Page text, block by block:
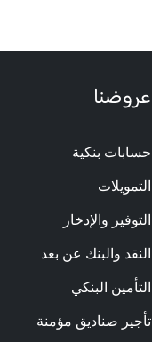
عروضنا
حسابات بنكية
التمويلات
التوفير والإدخار
النقد والبنك عن بعد
التأمين البنكي
تأجير صناديق مؤمنة